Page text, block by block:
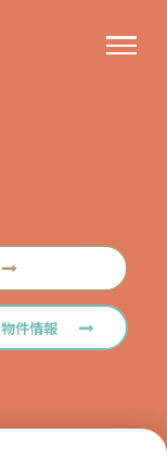
物件情報